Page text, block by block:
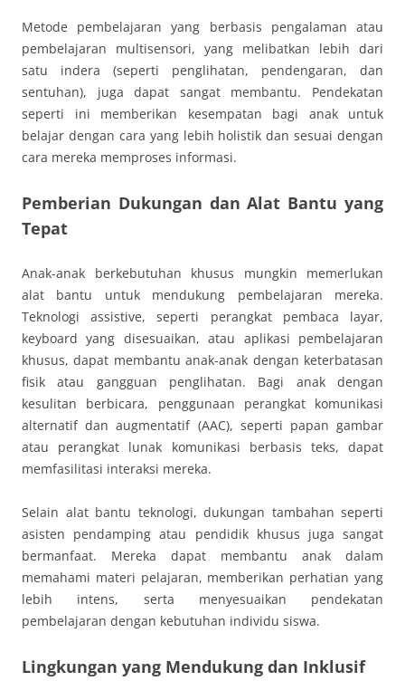
Metode pembelajaran yang berbasis pengalaman atau
pembelajaran multisensori, yang melibatkan lebih dari
satu indera (seperti penglihatan, pendengaran, dan
sentuhan), juga dapat sangat membantu. Pendekatan
seperti ini memberikan kesempatan bagi anak untuk
belajar dengan cara yang lebih holistik dan sesuai dengan
cara mereka memproses informasi.
Pemberian Dukungan dan Alat Bantu yang
Tepat
Anak-anak berkebutuhan khusus mungkin memerlukan
alat bantu untuk mendukung pembelajaran mereka.
Teknologi assistive, seperti perangkat pembaca layar,
keyboard yang disesuaikan, atau aplikasi pembelajaran
khusus, dapat membantu anak-anak dengan keterbatasan
fisik atau gangguan penglihatan. Bagi anak dengan
kesulitan berbicara, penggunaan perangkat komunikasi
alternatif dan augmentatif (AAC), seperti papan gambar
atau perangkat lunak komunikasi berbasis teks, dapat
memfasilitasi interaksi mereka.
Selain alat bantu teknologi, dukungan tambahan seperti
asisten pendamping atau pendidik khusus juga sangat
bermanfaat. Mereka dapat membantu anak dalam
memahami materi pelajaran, memberikan perhatian yang
lebih intens, serta menyesuaikan pendekatan
pembelajaran dengan kebutuhan individu siswa.
Lingkungan yang Mendukung dan Inklusif